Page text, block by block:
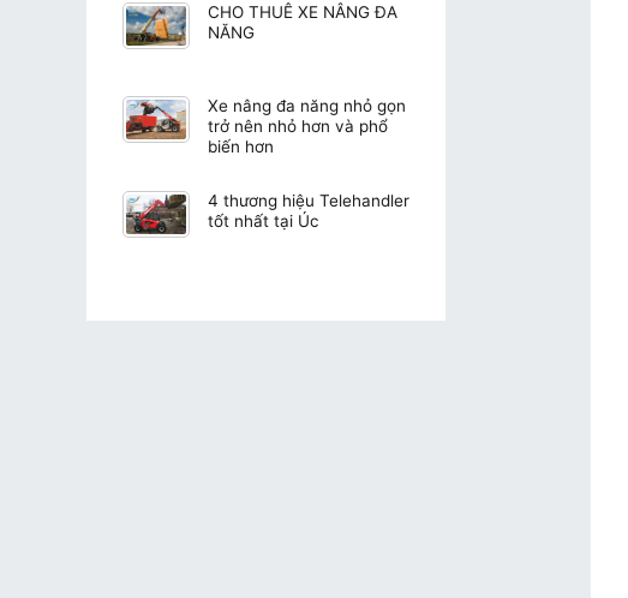
CHO THUÊ XE NÂNG ĐA
NĂNG
Xe nâng đa năng nhỏ gọn
trở nên nhỏ hơn và phổ
biến hơn
4 thương hiệu Telehandler
tốt nhất tại Úc